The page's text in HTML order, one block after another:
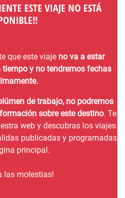
ESTE VIAJE NO ESTÁ
que este viaje no va a estar
y no tendremos fechas
de trabajo, no podremos
sobre este destino. Te
web y descubras los viajes
publicadas y programadas
principal.
las molestias!